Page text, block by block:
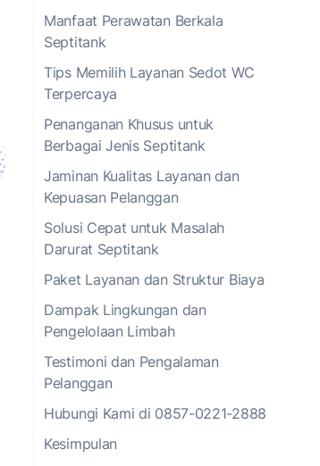
Manfaat Perawatan Berkala
Septitank
Tips Memilih Layanan Sedot WC
Terpercaya
Penanganan Khusus untuk
Berbagai Jenis Septitank
Jaminan Kualitas Layanan dan
Kepuasan Pelanggan
Solusi Cepat untuk Masalah
Darurat Septitank
Paket Layanan dan Struktur Biaya
Dampak Lingkungan dan
Pengelolaan Limbah
Testimoni dan Pengalaman
Pelanggan
Hubungi Kami di 0857-0221-2888
Kesimpulan